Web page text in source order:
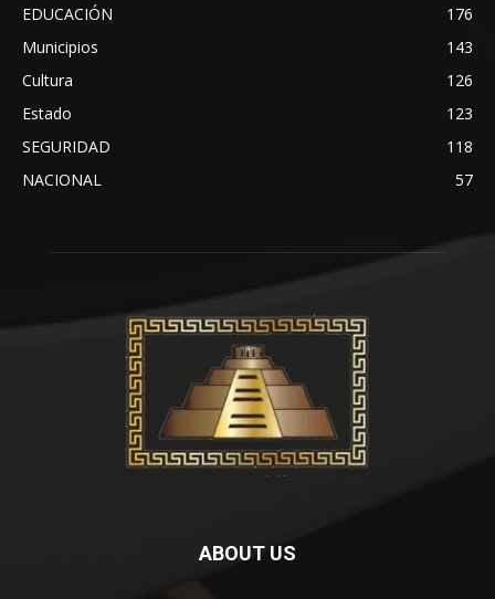
EDUCACIÓN
176
Municipios
143
Cultura
126
Estado
123
SEGURIDAD
118
NACIONAL
57
ABOUT US